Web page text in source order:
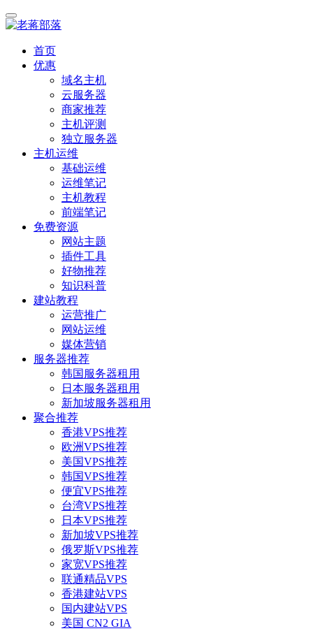
首页
优惠
域名主机
云服务器
商家推荐
主机评测
独立服务器
主机运维
基础运维
运维笔记
主机教程
前端笔记
免费资源
网站主题
插件工具
好物推荐
知识科普
建站教程
运营推广
网站运维
媒体营销
服务器推荐
韩国服务器租用
日本服务器租用
新加坡服务器租用
聚合推荐
香港VPS推荐
欧洲VPS推荐
美国VPS推荐
韩国VPS推荐
便宜VPS推荐
台湾VPS推荐
日本VPS推荐
新加坡VPS推荐
俄罗斯VPS推荐
家宽VPS推荐
联通精品VPS
香港建站VPS
国内建站VPS
美国 CN2 GIA